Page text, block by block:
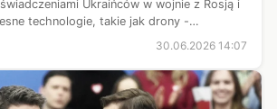
Ukraińców w wojnie z Rosją i
technologie, takie jak drony -
30.06.2026 14:07